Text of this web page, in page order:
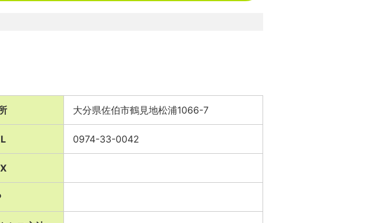
大分県佐伯市鶴見地松浦1066-7
0974-33-0042